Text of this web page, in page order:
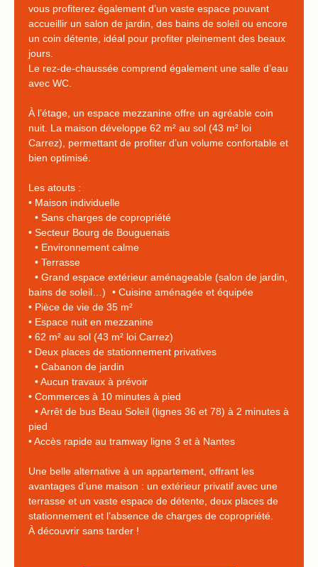
vous profiterez également d’un vaste espace pouvant
accueillir un salon de jardin, des bains de soleil ou encore
un coin détente, idéal pour profiter pleinement des beaux
jours.
Le rez-de-chaussée comprend également une salle d’eau
avec WC.
À l’étage, un espace mezzanine offre un agréable coin
nuit. La maison développe 62 m² au sol (43 m² loi
Carrez), permettant de profiter d’un volume confortable et
bien optimisé.
Les atouts :
• Maison individuelle
• Sans charges de copropriété
• Secteur Bourg de Bouguenais
• Environnement calme
• Terrasse
• Grand espace extérieur aménageable (salon de jardin,
bains de soleil…) • Cuisine aménagée et équipée
• Pièce de vie de 35 m²
• Espace nuit en mezzanine
• 62 m² au sol (43 m² loi Carrez)
• Deux places de stationnement privatives
• Cabanon de jardin
• Aucun travaux à prévoir
• Commerces à 10 minutes à pied
• Arrêt de bus Beau Soleil (lignes 36 et 78) à 2 minutes à
pied
• Accès rapide au tramway ligne 3 et à Nantes
Une belle alternative à un appartement, offrant les
avantages d’une maison : un extérieur privatif avec une
terrasse et un vaste espace de détente, deux places de
stationnement et l’absence de charges de copropriété.
À découvrir sans tarder !